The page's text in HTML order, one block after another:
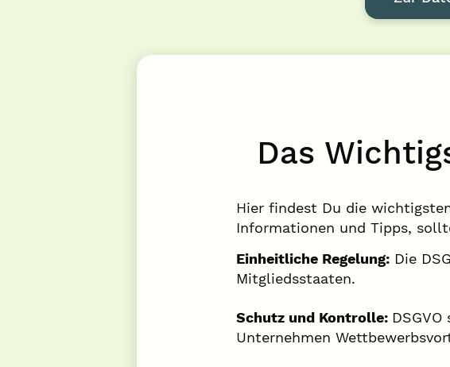
Das
Hier findest Du die
Informationen und Tipps,
Einheitliche Regelung: Die
Mitgliedsstaaten.
Schutz und Kontrolle:
Unternehmen